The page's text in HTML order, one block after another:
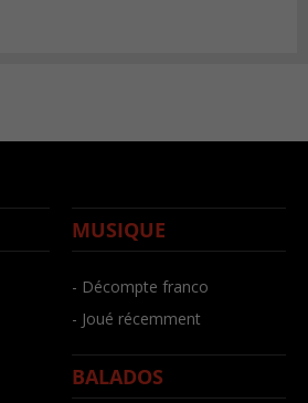
MUSIQUE
- Décompte franco
- Joué récemment
BALADOS